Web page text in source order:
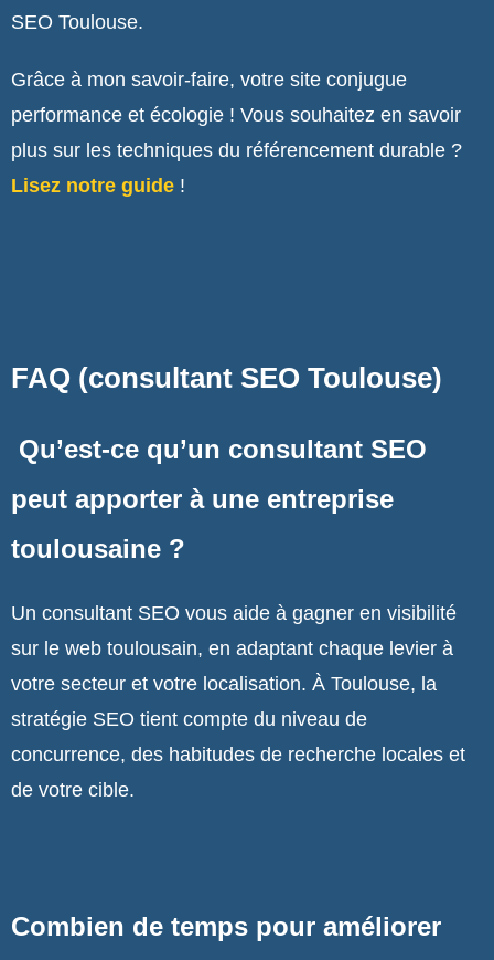
SEO Toulouse.
Grâce à mon savoir-faire, votre site conjugue
performance et écologie ! Vous souhaitez en savoir
plus sur les techniques du référencement durable ?
Lisez notre guide !
FAQ (consultant SEO Toulouse)
Qu’est-ce qu’un consultant SEO
peut apporter à une entreprise
toulousaine ?
Un consultant SEO vous aide à gagner en visibilité
sur le web toulousain, en adaptant chaque levier à
votre secteur et votre localisation. À Toulouse, la
stratégie SEO tient compte du niveau de
concurrence, des habitudes de recherche locales et
de votre cible.
Combien de temps pour améliorer